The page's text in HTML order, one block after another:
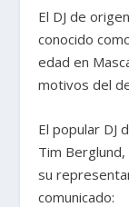
El DJ de
conocido
edad en
motivos del
El popular DJ
Tim
su
comunicado: